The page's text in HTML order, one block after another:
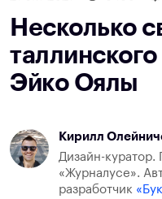
Несколько
Эйко Оялы
Кирилл
Дизайн-куратор.
«Журналусе».
разработчик